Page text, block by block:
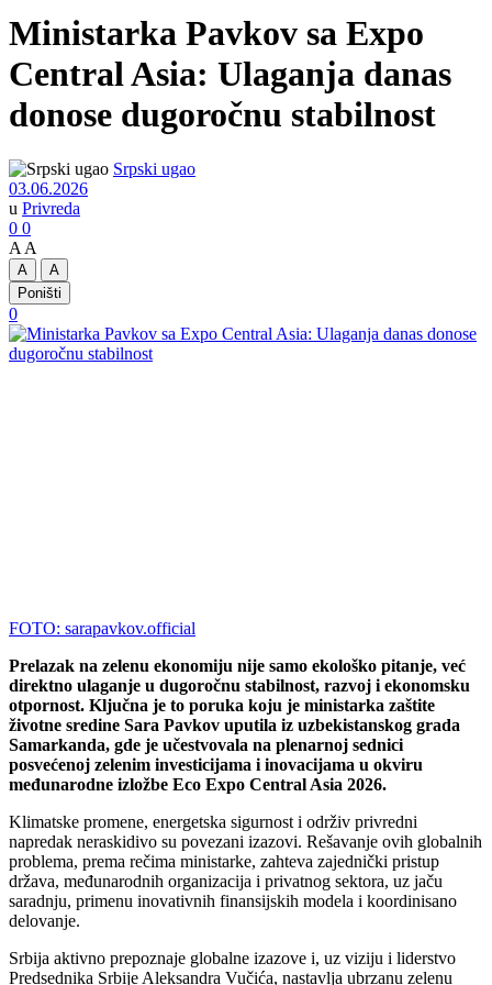
Ministarka Pavkov sa Expo
Central Asia: Ulaganja danas
donose dugoročnu stabilnost
Srpski ugao
03.06.2026
u Privreda
0 0
A A
A
A
Poništi
0
FOTO: sarapavkov.official
Prelazak na zelenu ekonomiju nije samo ekološko pitanje, već
direktno ulaganje u dugoročnu stabilnost, razvoj i ekonomsku
otpornost. Ključna je to poruka koju je ministarka zaštite
životne sredine Sara Pavkov uputila iz uzbekistanskog grada
Samarkanda, gde je učestvovala na plenarnoj sednici
posvećenoj zelenim investicijama i inovacijama u okviru
međunarodne izložbe Eco Expo Central Asia 2026.
Klimatske promene, energetska sigurnost i održiv privredni
napredak neraskidivo su povezani izazovi. Rešavanje ovih globalnih
problema, prema rečima ministarke, zahteva zajednički pristup
država, međunarodnih organizacija i privatnog sektora, uz jaču
saradnju, primenu inovativnih finansijskih modela i koordinisano
delovanje.
Srbija aktivno prepoznaje globalne izazove i, uz viziju i liderstvo
Predsednika Srbije Aleksandra Vučića, nastavlja ubrzanu zelenu